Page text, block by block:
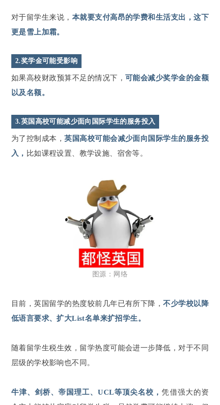
对于留学生来说， 本就要支付高昂的学费和生活支出，这下
更是雪上加霜。
2.奖学金可能受影响
如果高校财政预算不足的情况下， 可能会减少奖学金的金额
以及名额。
3.英国高校可能减少面向国际学生的服务投入
为了控制成本，英国高校可能会减少面向国际学生的服务投
入， 比如课程设置、教学设施、宿舍等。
图源：网络
目前，英国留学的热度较前几年已有所下降，不少学校以降
低语言要求、扩大List名单来扩招学生。
随着留学生税生效，留学热度可能会进一步降低，对于不同
层级的学校影响也不同。
牛津、剑桥、帝国理工、UCL等顶尖名校，凭借强大的资